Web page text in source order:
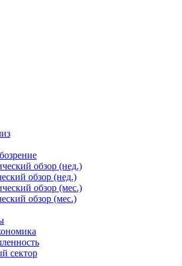
обзор (нед.)
обзор (нед.)
обзор (мес.)
обзор (мес.)
сектор